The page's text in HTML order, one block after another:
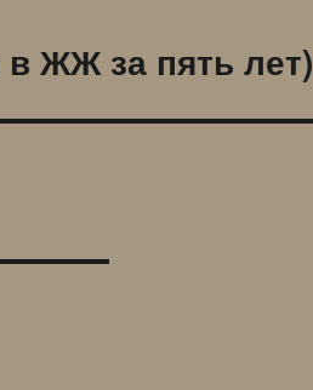
ЖЖ за пять лет)